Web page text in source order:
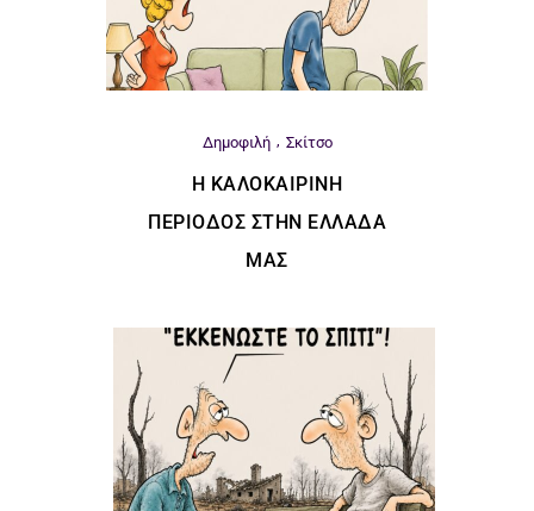
Δημοφιλή Σκίτσο
Η ΚΑΛΟΚΑΙΡΙΝΉ
ΠΕΡΊΟΔΟΣ ΣΤΗΝ ΕΛΛΆΔΑ
ΜΑΣ